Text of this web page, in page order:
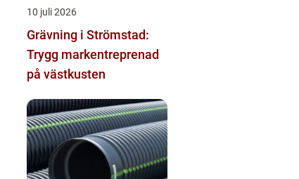
10 juli 2026
Grävning i Strömstad:
Trygg markentreprenad
på västkusten